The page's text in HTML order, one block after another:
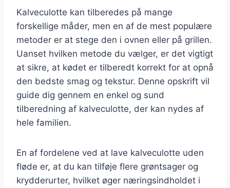
Kalveculotte kan tilberedes på mange
forskellige måder, men en af de mest populære
metoder er at stege den i ovnen eller på grillen.
Uanset hvilken metode du vælger, er det vigtigt
at sikre, at kødet er tilberedt korrekt for at opnå
den bedste smag og tekstur. Denne opskrift vil
guide dig gennem en enkel og sund
tilberedning af kalveculotte, der kan nydes af
hele familien.
En af fordelene ved at lave kalveculotte uden
fløde er, at du kan tilføje flere grøntsager og
krydderurter, hvilket øger næringsindholdet i